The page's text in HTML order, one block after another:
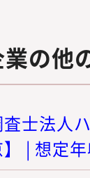
の他
士法人
| 想定